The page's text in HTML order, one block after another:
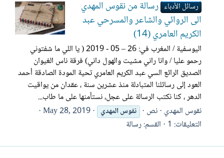
رسائل الأدباء رسالة من نقوس المهدي
الى الروائي والشاعر والمسرحي عبد
الكريم العامري (14)
اليوسفية / المغرب في: 26 – 05 - 2019 ( يا اللي ما شفتوني
رحمو عليا / وانا راني مشيت والهول داني) فرقة ناس الغيوان
الصديق الرائع السي عبد الكريم العامري تحية المودة الصادقة أحمد
العود إلى رسائلنا المتبادلة منذ عشرين سنة ، عقدان من يواقيت
الدهر ، كنا نكتب الرسالة على عجل، نستأمنها على ما طاب...
نقوس المهدي نص نقوسالمهدي
May 28, 2019
التعليقات: 1
القسم:رسالة